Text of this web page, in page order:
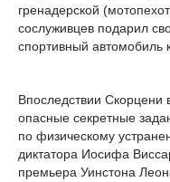
гренадерской
сослуживцев подарил
спортивный автомобиль
Впоследствии
опасные секретные
по физическому
диктатора Иосифа
премьера Уинстона